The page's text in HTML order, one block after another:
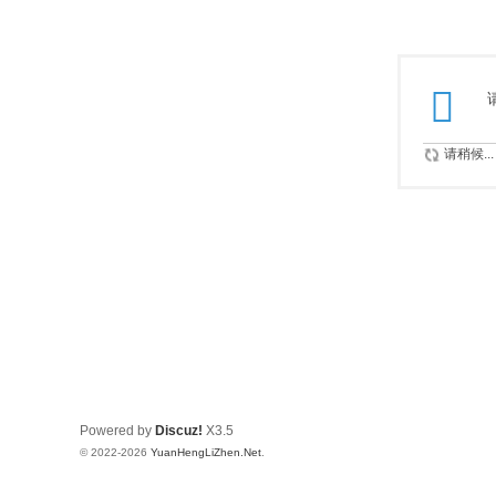
请稍候...
Powered by Discuz! X3.5
© 2022-2026 YuanHengLiZhen.Net